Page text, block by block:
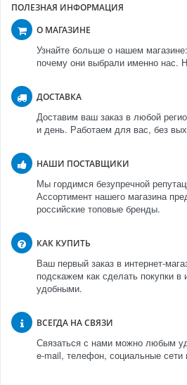
ПОЛЕЗНАЯ ИНФОРМАЦИЯ
О МАГАЗИНЕ
Узнайте больше о нашем
почему они выбрали именно нас.
ДОСТАВКА
Доставим ваш заказ в любой
и день. Работаем для вас, без
НАШИ ПОСТАВЩИКИ
Мы гордимся безупречной
Ассортимент нашего магазина
российские топовые бренды.
КАК КУПИТЬ
Ваш первый заказ в интернет-
подскажем как сделать покупки в
удобными.
ВСЕГДА НА СВЯЗИ
Связаться с нами можно любым
e-mail, телефон, социальные